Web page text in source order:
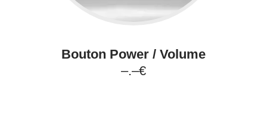
Bouton Power / Volume
–.–€